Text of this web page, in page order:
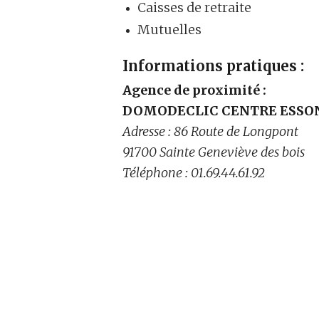
Caisses de retraite
Mutuelles
Informations pratiques :
Agence de proximité :
DOMODECLIC CENTRE
Adresse : 86 Route de Longpont
91700 Sainte Geneviève des bois
Téléphone : 01.69.44.61.92